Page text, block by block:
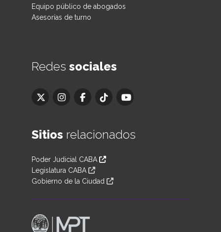
Equipo público de abogados
Asesorías de turno
Redes sociales
Sitios relacionados
Poder Judicial CABA
Legislatura CABA
Gobierno de la Ciudad